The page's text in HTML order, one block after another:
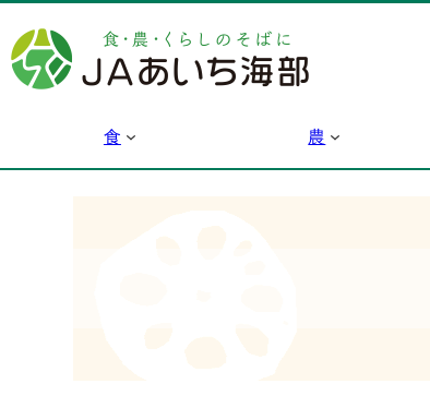
容
を
食 農